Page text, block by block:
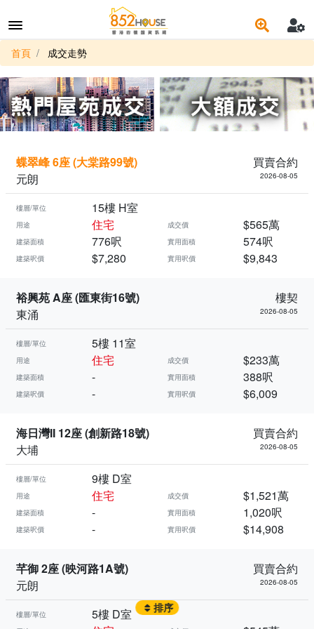
首頁 成交走勢
蝶翠峰 6座 (大棠路99號)
買賣合約
元朗
2026-08-05
樓層/單位 15樓 H室
用途 住宅 成交價 $565萬
建築面積 776呎 實用面積 574呎
建築呎價 $7,280 實用呎價 $9,843
裕興苑 A座 (匯東街16號)
樓契
東涌
2026-08-05
樓層/單位 5樓 11室
用途 住宅 成交價 $233萬
建築面積 - 實用面積 388呎
建築呎價 - 實用呎價 $6,009
海日灣II 12座 (創新路18號)
買賣合約
大埔
2026-08-05
樓層/單位 9樓 D室
用途 住宅 成交價 $1,521萬
建築面積 - 實用面積 1,020呎
建築呎價 - 實用呎價 $14,908
芊御 2座 (映河路1A號)
買賣合約
元朗
2026-08-05
樓層/單位 5樓 D室 排序